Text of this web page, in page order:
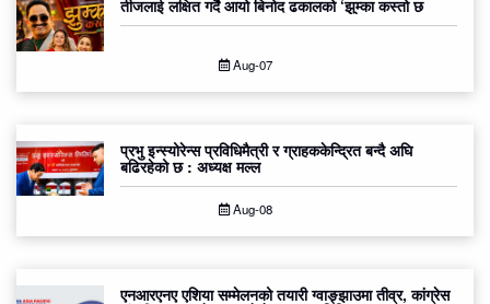
तीजलाई लक्षित गर्दै आयो बिनोद ढकालको ‘झुम्का कस्तो छ
Aug-07
प्रभु इन्स्योरेन्स प्रविधिमैत्री र ग्राहककेन्द्रित बन्दै अघि
बढिरहेको छ : अध्यक्ष मल्ल
Aug-08
एनआरएनए एशिया सम्मेलनको तयारी ग्वाङ्झाउमा तीव्र, कांग्रेस